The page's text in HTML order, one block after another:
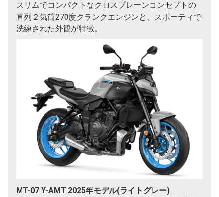
スリムでコンパクトなクロスプレーンコンセプトの
直列２気筒270度クランクエンジンと、スポーティで
洗練された外観が特徴。
MT-07 Y-AMT 2025年モデル(ライトグレー)